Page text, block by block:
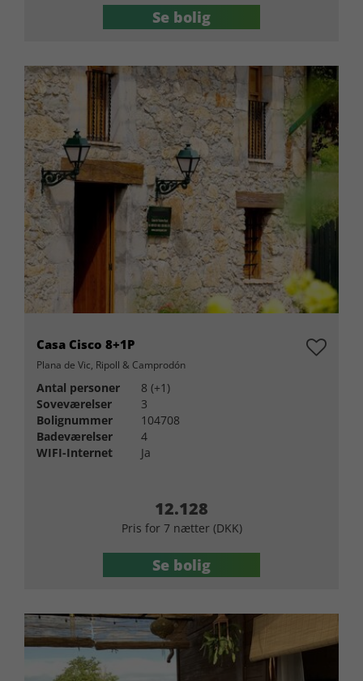
Se bolig
Casa Cisco 8+1P
Plana de Vic, Ripoll & Camprodón
Antal personer
8 (+1)
Soveværelser
3
Bolignummer
104708
Badeværelser
4
WIFI-Internet
Ja
12.128
Pris for 7 nætter (DKK)
Se bolig